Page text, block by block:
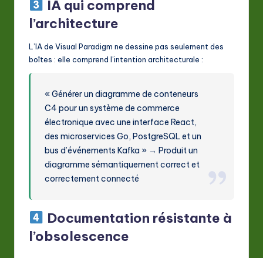
IA qui comprend
l’architecture
L’IA de Visual Paradigm ne dessine pas seulement des
boîtes : elle comprend l’intention architecturale :
« Générer un diagramme de conteneurs
C4 pour un système de commerce
électronique avec une interface React,
des microservices Go, PostgreSQL et un
bus d’événements Kafka » → Produit un
diagramme sémantiquement correct et
correctement connecté
Documentation résistante à
l’obsolescence